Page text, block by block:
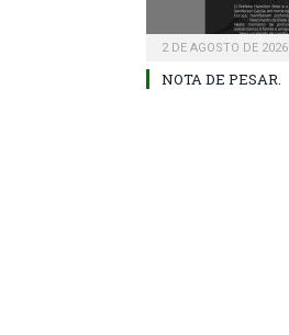
2 DE AGOSTO DE 2026
NOTA DE PESAR.